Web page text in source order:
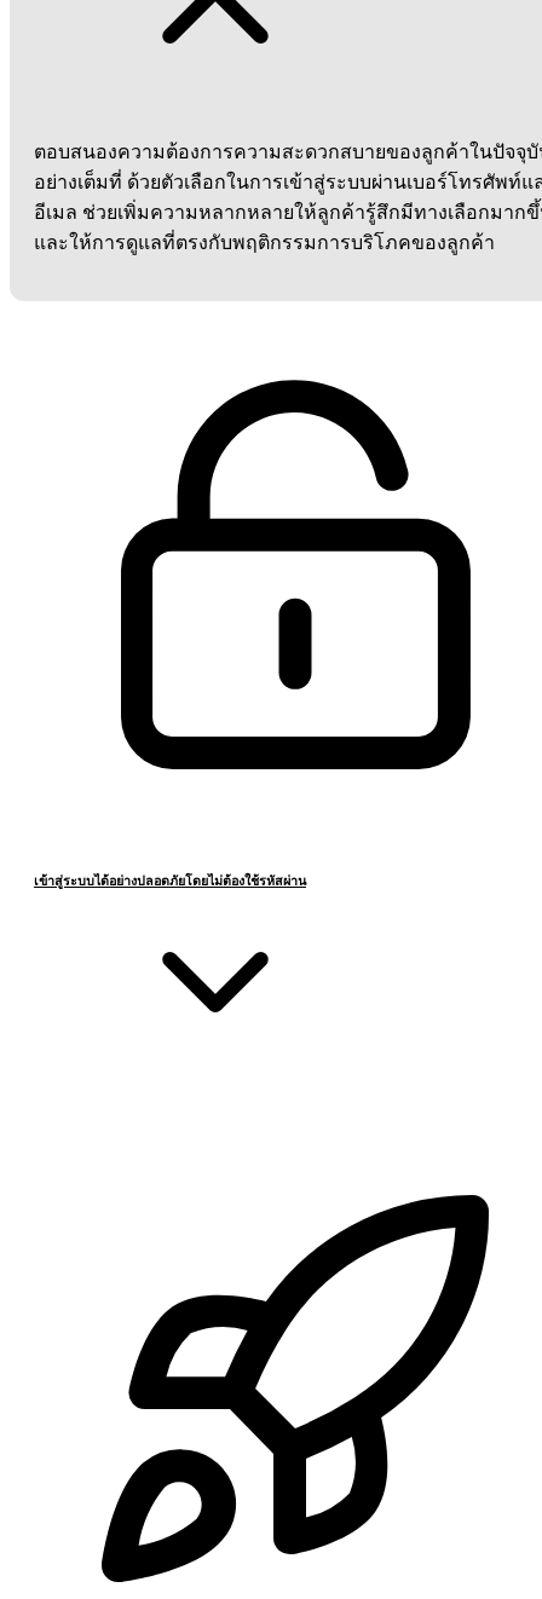
ตอบสนองความต้องการความสะดวกสบายของลูกค้าในปัจจุ
อย่างเต็มที่ ด้วยตัวเลือกในการเข้าสู่ระบบผ่านเบอร์โทรศัพท์แ
อีเมล ช่วยเพิ่มความหลากหลายให้ลูกค้ารู้สึกมีทางเลือกมาก
และให้การดูแลที่ตรงกับพฤติกรรมการบริโภคของลูกค้า
เข้าสู่ระบบได้อย่างปลอดภัยโดยไม่ต้องใช้รหัสผ่าน